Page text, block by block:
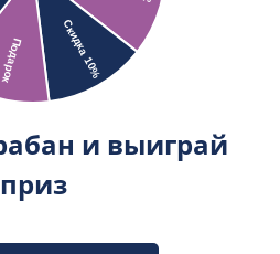
и выиграй
приз